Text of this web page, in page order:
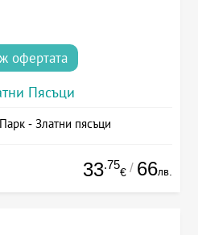
офертата
Пясъци
- Златни пясъци
33.75
€ / 66лв.